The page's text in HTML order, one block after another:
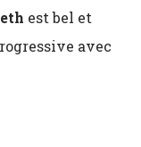
est bel et
avec